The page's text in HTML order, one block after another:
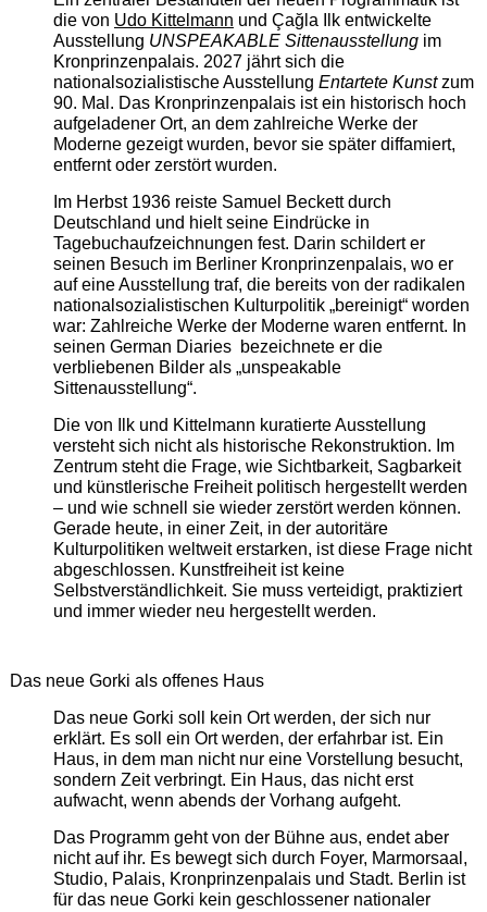
die von Udo Kittelmann und Çağla Ilk entwickelte
Ausstellung UNSPEAKABLE Sittenausstellungim
Kronprinzenpalais. 2027 jährt sich die
nationalsozialistische Ausstellung Entartete Kunstzum
90. Mal. Das Kronprinzenpalais ist ein historisch hoch
aufgeladener Ort, an dem zahlreiche Werke der
Moderne gezeigt wurden, bevor sie später diffamiert,
entfernt oder zerstört wurden.
Im Herbst 1936 reiste Samuel Beckett durch
Deutschland und hielt seine Eindrücke in
Tagebuchaufzeichnungen fest. Darin schildert er
seinen Besuch im Berliner Kronprinzenpalais, wo er
auf eine Ausstellung traf, die bereits von der radikalen
nationalsozialistischen Kulturpolitik „bereinigt“ worden
war: Zahlreiche Werke der Moderne waren entfernt. In
seinen German Diaries bezeichnete er die
verbliebenen Bilder als „unspeakable
Sittenausstellung“.
Die von Ilk und Kittelmann kuratierte Ausstellung
versteht sich nicht als historische Rekonstruktion. Im
Zentrum steht die Frage, wie Sichtbarkeit, Sagbarkeit
und künstlerische Freiheit politisch hergestellt werden
– und wie schnell sie wieder zerstört werden können.
Gerade heute, in einer Zeit, in der autoritäre
Kulturpolitiken weltweit erstarken, ist diese Frage nicht
abgeschlossen. Kunstfreiheit ist keine
Selbstverständlichkeit. Sie muss verteidigt, praktiziert
und immer wieder neu hergestellt werden.
Das neue Gorki als offenes Haus
Das neue Gorki soll kein Ort werden, der sich nur
erklärt. Es soll ein Ort werden, der erfahrbar ist. Ein
Haus, in dem man nicht nur eine Vorstellung besucht,
sondern Zeit verbringt. Ein Haus, das nicht erst
aufwacht, wenn abends der Vorhang aufgeht.
Das Programm geht von der Bühne aus, endet aber
nicht auf ihr. Es bewegt sich durch Foyer, Marmorsaal,
Studio, Palais, Kronprinzenpalais und Stadt. Berlin ist
für das neue Gorki kein geschlossener nationaler